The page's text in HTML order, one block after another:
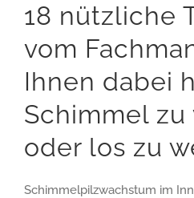
18 nützliche
vom
Ihnen dabei
Schimmel
oder los zu
Schimmelpilzwachstum im